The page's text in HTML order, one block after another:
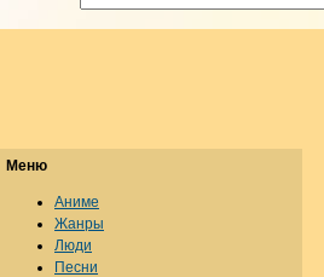
Меню
Аниме
Жанры
Люди
Песни